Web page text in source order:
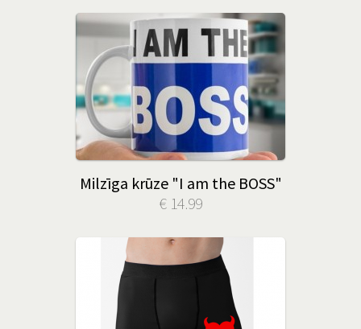
Milzīga krūze "I am the BOSS"
€ 14.99